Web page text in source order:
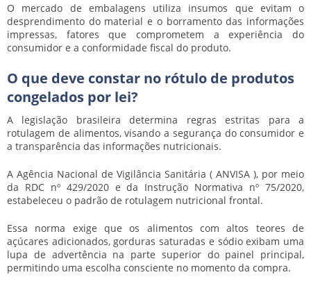
O mercado de embalagens utiliza insumos que evitam o
desprendimento do material e o borramento das informações
impressas, fatores que comprometem a experiência do
consumidor e a conformidade fiscal do produto.
O que deve constar no rótulo de produtos
congelados por lei?
A legislação brasileira determina regras estritas para a
rotulagem de alimentos, visando a segurança do consumidor e
a transparência das informações nutricionais.
A Agência Nacional de Vigilância Sanitária ( ANVISA ), por meio
da RDC nº 429/2020 e da Instrução Normativa nº 75/2020,
estabeleceu o padrão de rotulagem nutricional frontal.
Essa norma exige que os alimentos com altos teores de
açúcares adicionados, gorduras saturadas e sódio exibam uma
lupa de advertência na parte superior do painel principal,
permitindo uma escolha consciente no momento da compra.